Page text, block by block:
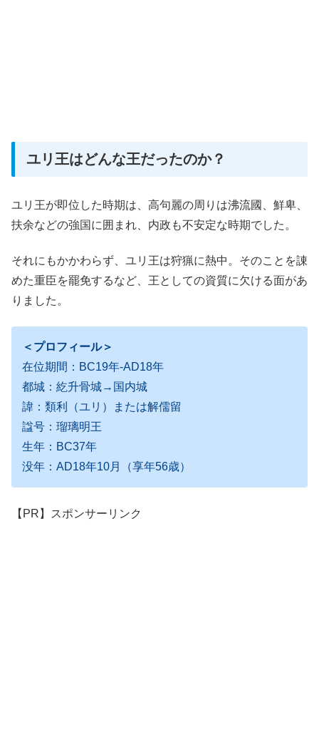
ユリ王はどんな王だったのか？
ユリ王が即位した時期は、高句麗の周りは沸流國、鮮卑、
扶余などの強国に囲まれ、内政も不安定な時期でした。
それにもかかわらず、ユリ王は狩猟に熱中。そのことを諌
めた重臣を罷免するなど、王としての資質に欠ける面があ
りました。
＜プロフィール＞
在位期間：BC19年-AD18年
都城：紇升骨城→国内城
諱：類利（ユリ）または解儒留
諡号：瑠璃明王
生年：BC37年
没年：AD18年10月（享年56歳）
【PR】スポンサーリンク